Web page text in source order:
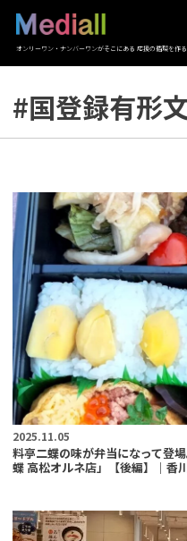
オンリーワン・ナンバーワンがそこにある 応援の循環を作
#国登録有形
2025.11.05
料亭二蝶の味が弁当になって登
蝶 高松オルネ店」【後編】｜香